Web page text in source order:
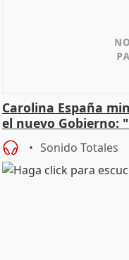
Carolina España
el nuevo Gobierno:
una leg
Sonido Totales